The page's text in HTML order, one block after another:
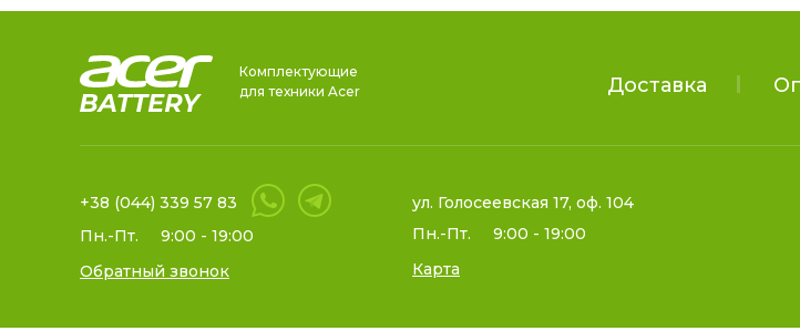
Комплектующие
для техники Acer
Доставка
+38 (044) 339 57 83
Пн.-Пт.
9:00 - 19:00
Обратный звонок
ул. Голосеевская 17, оф. 104
Пн.-Пт.
9:00 - 19:00
Карта